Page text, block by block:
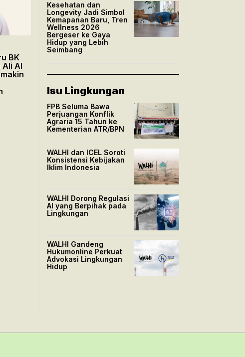
BK
Ali Al
Kesehatan dan
Longevity Jadi Simbol
Kemapanan Baru, Tren
Wellness 2026
Bergeser ke Gaya
Hidup yang Lebih
Seimbang
Isu Lingkungan
FPB Seluma Bawa
Perjuangan Konflik
Agraria 15 Tahun ke
Kementerian ATR/BPN
WALHI dan ICEL Soroti
Konsistensi Kebijakan
Iklim Indonesia
WALHI Dorong Regulasi
AI yang Berpihak pada
Lingkungan
WALHI Gandeng
Hukumonline Perkuat
Advokasi Lingkungan
Hidup